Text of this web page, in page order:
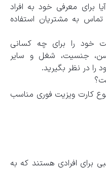
برای معرفی خود به افراد
تماس به مشتریان استفاده
خود را برای چه کسانی
جنسیت، شغل و سایر
در نظر بگیرید.
کارت ویزیت فوری مناسب
برای افرادی هستند که به